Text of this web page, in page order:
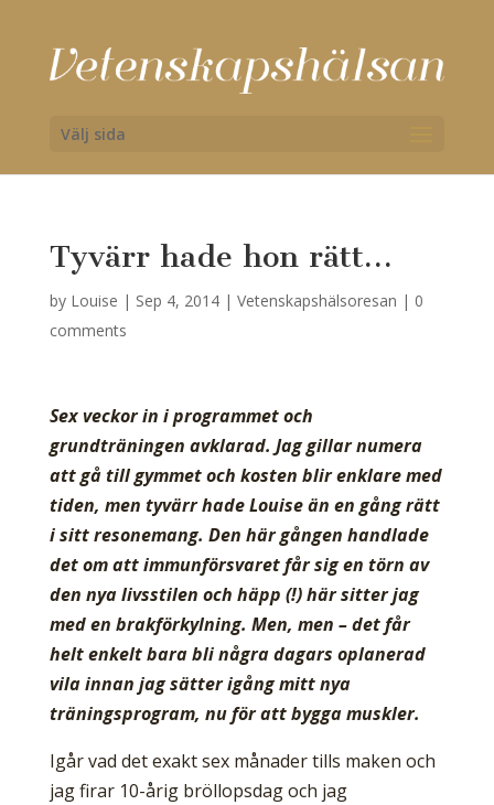
Välj sida
Tyvärr hade hon rätt…
by Louise | Sep 4, 2014| Vetenskapshälsoresan | 0
comments
Sex veckor in i programmet och
grundträningen avklarad. Jag gillar numera
att gå till gymmet och kosten blir enklare med
tiden, men tyvärr hade Louise än en gång rätt
i sitt resonemang. Den här gången handlade
det om att immunförsvaret får sig en törn av
den nya livsstilen och häpp (!) här sitter jag
med en brakförkylning. Men, men – det får
helt enkelt bara bli några dagars oplanerad
vila innan jag sätter igång mitt nya
träningsprogram, nu för att bygga muskler.
Igår vad det exakt sex månader tills maken och
jag firar 10-årig bröllopsdag och jag